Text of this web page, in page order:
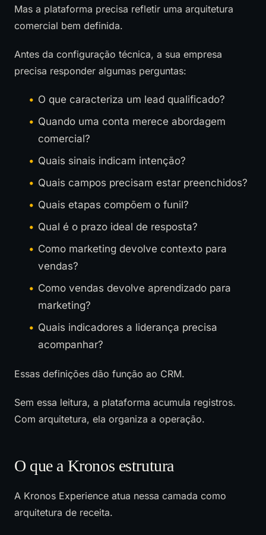
Mas a plataforma precisa refletir uma arquitetura
comercial bem definida.
Antes da configuração técnica, a sua empresa
precisa responder algumas perguntas:
O que caracteriza um lead qualificado?
Quando uma conta merece abordagem
comercial?
Quais sinais indicam intenção?
Quais campos precisam estar preenchidos?
Quais etapas compõem o funil?
Qual é o prazo ideal de resposta?
Como marketing devolve contexto para
vendas?
Como vendas devolve aprendizado para
marketing?
Quais indicadores a liderança precisa
acompanhar?
Essas definições dão função ao CRM.
Sem essa leitura, a plataforma acumula registros.
Com arquitetura, ela organiza a operação.
O que a Kronos estrutura
A Kronos Experience atua nessa camada como
arquitetura de receita.